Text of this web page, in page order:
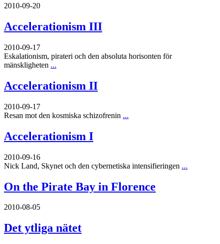
2010-09-20
Accelerationism III
2010-09-17
Eskalationism, pirateri och den absoluta horisonten för
mänskligheten ...
Accelerationism II
2010-09-17
Resan mot den kosmiska schizofrenin ...
Accelerationism I
2010-09-16
Nick Land, Skynet och den cybernetiska intensifieringen ...
On the Pirate Bay in Florence
2010-08-05
Det ytliga nätet